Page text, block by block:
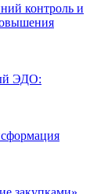
контроль и
ЭДО: